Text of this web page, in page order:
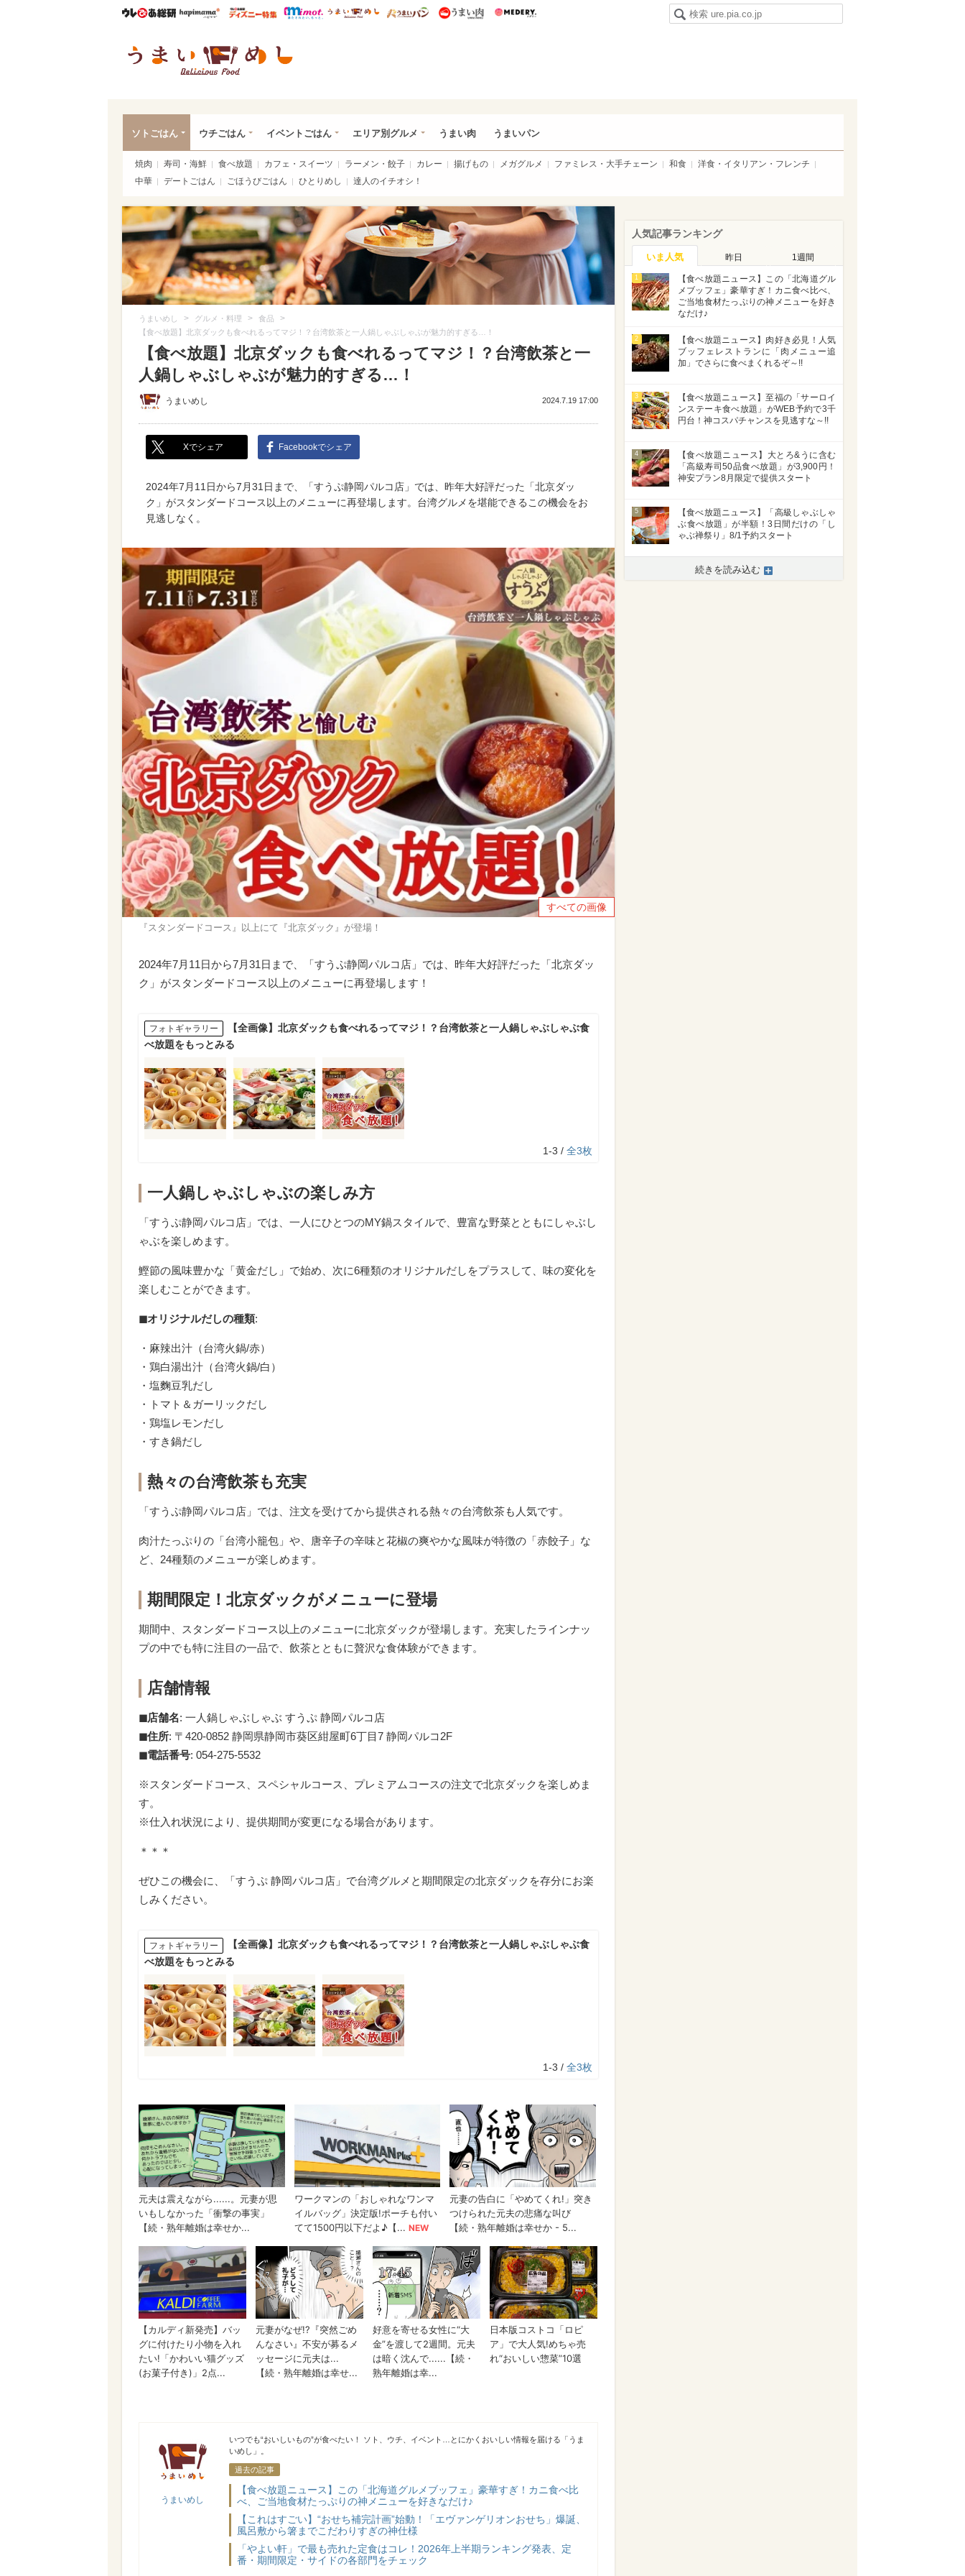
ウレぴあ総研ハピママ* ウレぴあ総研 ディズニー特集
mimot. うまいめし うまいパン うまい肉
ソトごはん ウチごはん イベントごはん エリア別グルメ うまい肉 うまいパン
焼肉 寿司・海鮮 食べ放題 カフェ・スイーツ ラーメン・餃子 カレー 揚げもの メガグルメ ファミレス・大手チェーン 和食
洋食・イタリアン・フレンチ
中華
デートごはん ごほうびごはん ひとりめし 達人のイチオシ！
うまいめし > グルメ・料理 > 食品 >
【食べ放題】北京ダックも食べれるってマジ！？台湾飲茶と一人鍋しゃぶしゃぶが魅力的すぎる…！
【食べ放題】北京ダックも食べれるってマジ！？台湾飲茶と一
人鍋しゃぶしゃぶが魅力的すぎる…！
うまいめし 2024.7.19 17:00
Xでシェア Facebookでシェア
2024年7月11日から7月31日まで、「すうぷ静岡パルコ店」では、昨年大好評だった「北京ダッ
ク」がスタンダードコース以上のメニューに再登場します。台湾グルメを堪能できるこの機会をお
見逃しなく。
すべての画像
『スタンダードコース』以上にて『北京ダック』が登場！
2024年7月11日から7月31日まで、「すうぷ静岡パルコ店」では、昨年大好評だった「北京ダッ
ク」がスタンダードコース以上のメニューに再登場します！
フォトギャラリー
【全画像】北京ダックも食べれるってマジ！？台湾飲茶と一人鍋しゃぶしゃぶ食
べ放題をもっとみる
1-3 / 全3枚
一人鍋しゃぶしゃぶの楽しみ方
「すうぷ静岡パルコ店」では、一人にひとつのMY鍋スタイルで、豊富な野菜とともにしゃぶし
ゃぶを楽しめます。
鰹節の風味豊かな「黄金だし」で始め、次に6種類のオリジナルだしをプラスして、味の変化を
楽しむことができます。
◼︎オリジナルだしの種類:
・麻辣出汁（台湾火鍋/赤）
・鶏白湯出汁（台湾火鍋/白）
・塩麴豆乳だし
・トマト＆ガーリックだし
・鶏塩レモンだし
・すき鍋だし
熱々の台湾飲茶も充実
「すうぷ静岡パルコ店」では、注文を受けてから提供される熱々の台湾飲茶も人気です。
肉汁たっぷりの「台湾小籠包」や、唐辛子の辛味と花椒の爽やかな風味が特徴の「赤餃子」な
ど、24種類のメニューが楽しめます。
期間限定！北京ダックがメニューに登場
期間中、スタンダードコース以上のメニューに北京ダックが登場します。充実したラインナッ
プの中でも特に注目の一品で、飲茶とともに贅沢な食体験ができます。
店舗情報
◼︎店舗名: 一人鍋しゃぶしゃぶ すうぷ 静岡パルコ店
◼︎住所: 〒420-0852 静岡県静岡市葵区紺屋町6丁目7 静岡パルコ2F
◼︎電話番号: 054-275-5532
※スタンダードコース、スペシャルコース、プレミアムコースの注文で北京ダックを楽しめま
す。
※仕入れ状況により、提供期間が変更になる場合があります。
＊＊＊
ぜひこの機会に、「すうぷ 静岡パルコ店」で台湾グルメと期間限定の北京ダックを存分にお楽
しみください。
フォトギャラリー
【全画像】北京ダックも食べれるってマジ！？台湾飲茶と一人鍋しゃぶしゃぶ食
べ放題をもっとみる
1-3 / 全3枚
うまいめし
うまいめし
いつでも“おいしいもの”が食べたい！ ソト、ウチ、イベント…とにかくおいしい情報を届ける「うま
いめし」。
過去の記事
【食べ放題ニュース】この「北海道グルメブッフェ」豪華すぎ！カニ食べ比
べ、ご当地食材たっぷりの神メニューを好きなだけ♪
【これはすごい】“おせち補完計画”始動！「エヴァンゲリオンおせち」爆誕、
風呂敷から箸までこだわりすぎの神仕様
「やよい軒」で最も売れた定食はコレ！2026年上半期ランキング発表、定
番・期間限定・サイドの各部門をチェック
人気記事ランキング
いま人気 昨日 1週間
1
【食べ放題ニュース】この「北海道グル
メブッフェ」豪華すぎ！カニ食べ比べ、
ご当地食材たっぷりの神メニューを好き
なだけ♪
2
【食べ放題ニュース】肉好き必見！人気
ブッフェレストランに「肉メニュー追
加」でさらに食べまくれるぞ～!!
3
【食べ放題ニュース】至福の「サーロイ
ンステーキ食べ放題」がWEB予約で3千
円台！神コスパチャンスを見逃すな～!!
4
【食べ放題ニュース】大とろ&うに含む
「高級寿司50品食べ放題」が3,900円！
神安プラン8月限定で提供スタート
5
【食べ放題ニュース】「高級しゃぶしゃ
ぶ食べ放題」が半額！3日間だけの「し
ゃぶ禅祭り」8/1予約スタート
続きを読み込む